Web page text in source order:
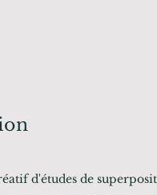
d'études de